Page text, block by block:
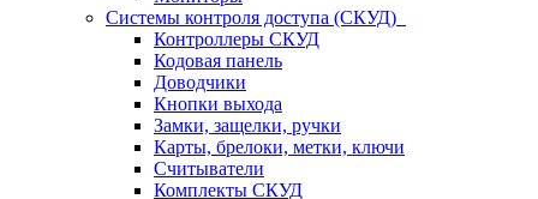
Системы контроля доступа (СКУД)
Контроллеры СКУД
Кодовая панель
Доводчики
Кнопки выхода
Замки, защелки, ручки
Карты, брелоки, метки, ключи
Считыватели
Комплекты СКУД